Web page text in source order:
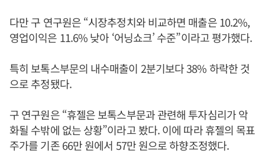
다만 구 연구원은 “시장추정치와 비교하면 매출은 10.2%,
영업이익은 11.6% 낮아 ‘어닝쇼크’ 수준”이라고 평가했다.
특히 보톡스부문의 내수매출이 2분기보다 38% 하락한 것
으로 추정됐다.
구 연구원은 “휴젤은 보톡스부문과 관련해 투자심리가 악
화될 수밖에 없는 상황”이라고 봤다. 이에 따라 휴젤의 목표
주가를 기존 66만 원에서 57만 원으로 하향조정했다.